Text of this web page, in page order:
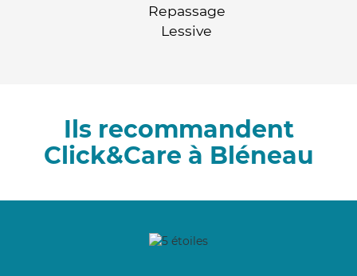
Repassage
Lessive
Ils recommandent
Click&Care à Bléneau